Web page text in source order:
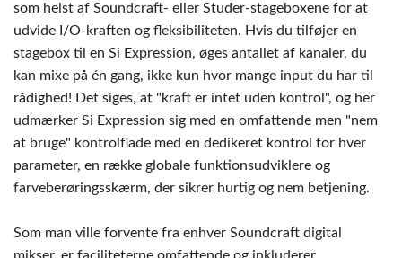
som helst af Soundcraft- eller Studer-stageboxene for at
udvide I/O-kraften og fleksibiliteten. Hvis du tilføjer en
stagebox til en Si Expression, øges antallet af kanaler, du
kan mixe på én gang, ikke kun hvor mange input du har til
rådighed! Det siges, at "kraft er intet uden kontrol", og her
udmærker Si Expression sig med en omfattende men "nem
at bruge" kontrolflade med en dedikeret kontrol for hver
parameter, en række globale funktionsudviklere og
farveberøringsskærm, der sikrer hurtig og nem betjening.
Som man ville forvente fra enhver Soundcraft digital